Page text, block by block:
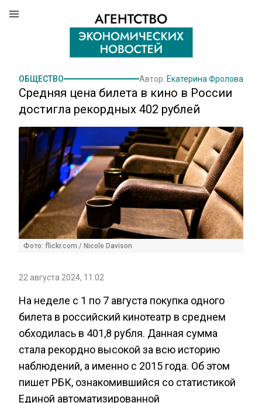
ОБЩЕСТВО Автор: Екатерина Фролова
Средняя цена билета в кино в России
достигла рекордных 402 рублей
Фото: flickr.com / Nicole Davison
22 августа 2024, 11:02
На неделе с 1 по 7 августа покупка одного
билета в российский кинотеатр в среднем
обходилась в 401,8 рубля. Данная сумма
стала рекордно высокой за всю историю
наблюдений, а именно с 2015 года. Об этом
пишет РБК, ознакомившийся со статистикой
Единой автоматизированной